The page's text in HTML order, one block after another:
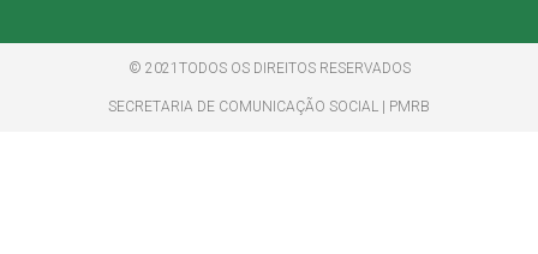
© 2021TODOS OS DIREITOS RESERVADOS
SECRETARIA DE COMUNICAÇÃO SOCIAL | PMRB